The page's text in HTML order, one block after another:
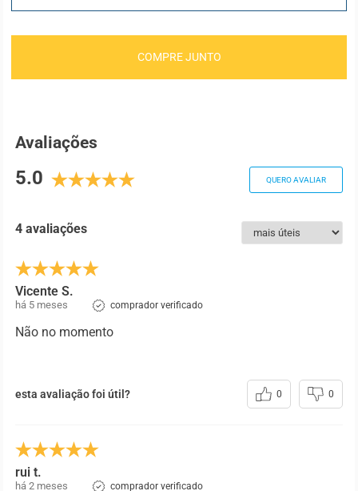
COMPRE JUNTO
Avaliações
5.0 QUERO AVALIAR
4 avaliações
Vicente S.
há 5 meses comprador verificado
Não no momento
esta avaliação foi útil? 0 0
rui t.
há 2 meses comprador verificado